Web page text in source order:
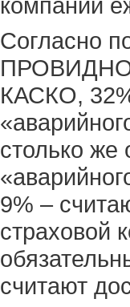
Согласно
КАСКО,
столько же
9% –
страховой
считают